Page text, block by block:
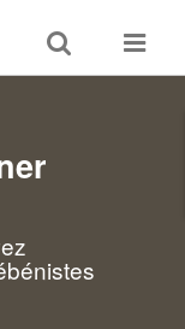
Toggle
search
Toggle